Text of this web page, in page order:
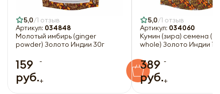
5,0 1 отзыв
Артикул: 034848
Молотый имбирь (ginger
powder) Золото Индии 30г
159
руб.
-
+
5,0 1 отзыв
Артикул: 034060
Кумин (зира) семена
whole) Золото Индии
389
руб.
-
+